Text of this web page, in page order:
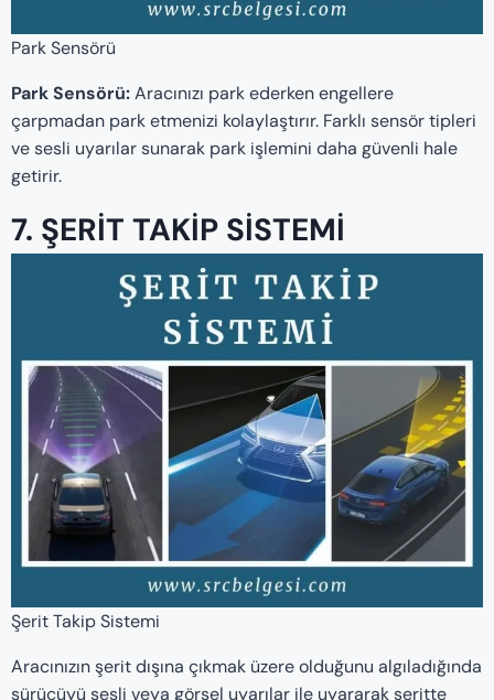
Park Sensörü
Park Sensörü:Aracınızı park ederken engellere
çarpmadan park etmenizi kolaylaştırır. Farklı sensör tipleri
ve sesli uyarılar sunarak park işlemini daha güvenli hale
getirir.
7. ŞERIT TAKIP SISTEMI
Şerit Takip Sistemi
Aracınızın şerit dışına çıkmak üzere olduğunu algıladığında
sürücüyü sesli veya görsel uyarılar ile uyararak şeritte